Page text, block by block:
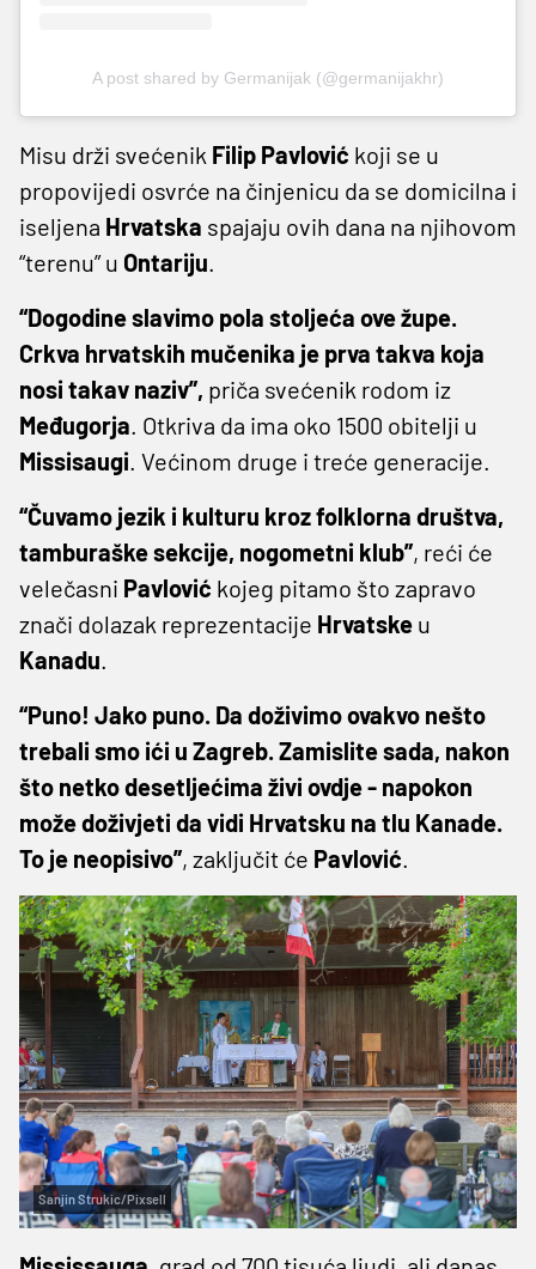
A post shared by Germanijak (@germanijakhr)
Misu drži svećenik Filip Pavlović koji se u
propovijedi osvrće na činjenicu da se domicilna i
iseljena Hrvatska spajaju ovih dana na njihovom
“terenu” u Ontariju.
“Dogodine slavimo pola stoljeća ove župe.
Crkva hrvatskih mučenika je prva takva koja
nosi takav naziv”, priča svećenik rodom iz
Međugorja. Otkriva da ima oko 1500 obitelji u
Missisaugi. Većinom druge i treće generacije.
“Čuvamo jezik i kulturu kroz folklorna društva,
tamburaške sekcije, nogometni klub”, reći će
velečasni Pavlović kojeg pitamo što zapravo
znači dolazak reprezentacije Hrvatske u
Kanadu.
“Puno! Jako puno. Da doživimo ovakvo nešto
trebali smo ići u Zagreb. Zamislite sada, nakon
što netko desetljećima živi ovdje - napokon
može doživjeti da vidi Hrvatsku na tlu Kanade.
To je neopisivo”, zaključit će Pavlović.
Sanjin Strukic/Pixsell